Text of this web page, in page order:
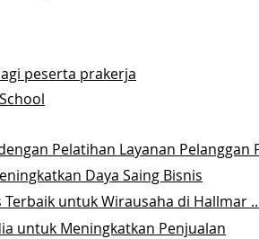
peserta prakerja
Pelatihan Layanan Pelanggan
Daya Saing Bisnis
untuk Wirausaha di Hallmar
untuk Meningkatkan Penjualan